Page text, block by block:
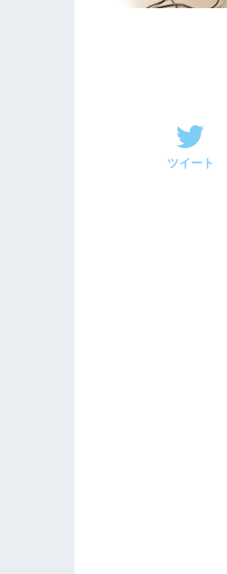
ツイート